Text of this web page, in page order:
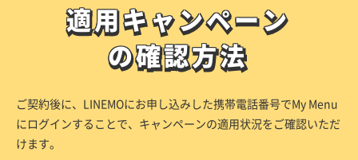
適用キャンペーン
の確認方法
適用キャンペーン
の確認方法
ご契約後に、LINEMOにお申し込みした携帯電話番号でMy Menu
にログインすることで、キャンペーンの適用状況をご確認いただ
けます。